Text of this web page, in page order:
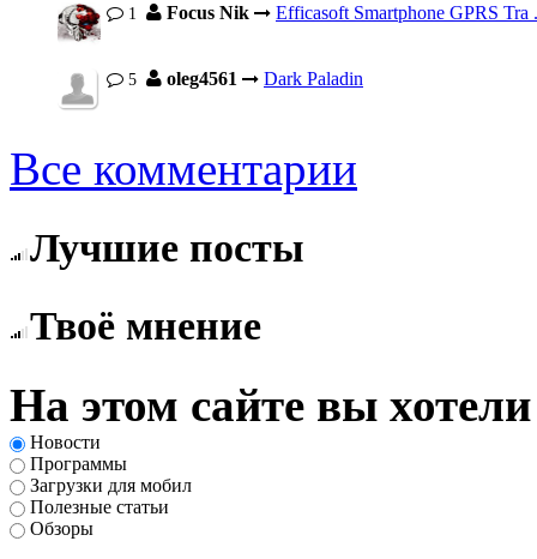
1 Focus Nik Efficasoft Smartphone GPRS Tra
5 oleg4561 Dark Paladin
Все комментарии
Лучшие посты
Твоё мнение
На этом сайте вы
Новости
Программы
Загрузки для мобил
Полезные статьи
Обзоры